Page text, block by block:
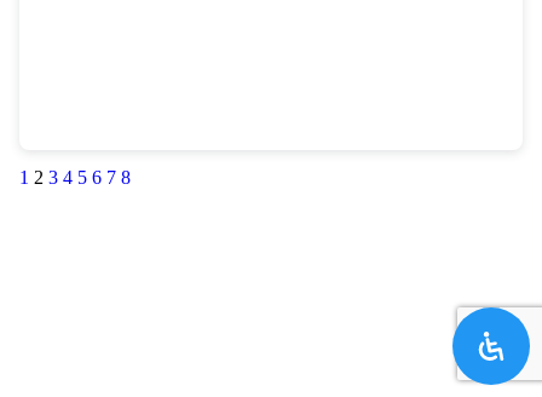
1 2 3 4 5 6 7 8